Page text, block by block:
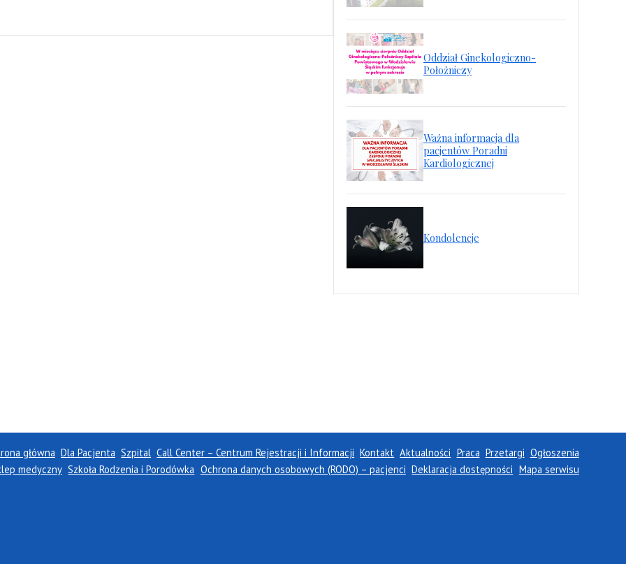
Oddział Ginekologiczno-
Położniczy
Ważna informacja dla
pacjentów Poradni
Kardiologicznej
Kondolencje
główna Dla Pacjenta Szpital Call Center – Centrum Rejestracji i Informacji Kontakt Aktualności Praca Przetargi Ogłoszenia
medyczny Szkoła Rodzenia i Porodówka Ochrona danych osobowych (RODO) – pacjenci Deklaracja dostępności Mapa serwisu